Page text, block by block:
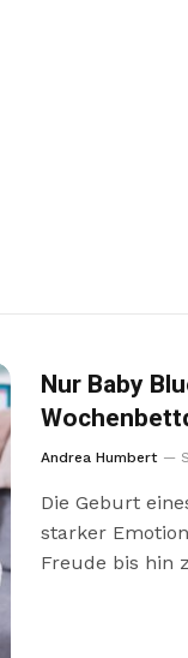
Nur Baby
Andrea Humbert
Die Geburt
starker
Freude bis hin